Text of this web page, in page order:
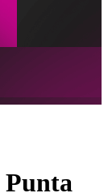
Punta